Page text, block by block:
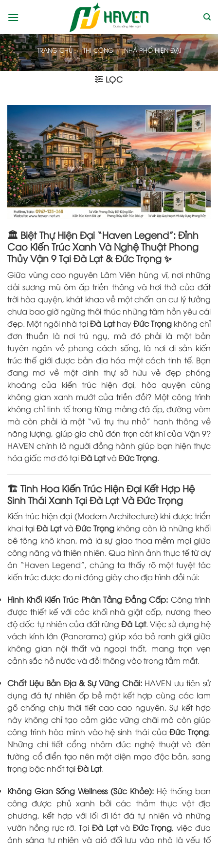
qua
dung
TRANG CHỦ / THI CÔNG / NHÀ PHỐ HIỆN ĐẠI
LỌC
🏛️ Biệt Thự Hiện Đại “Haven Legend”: Đỉnh
Cao Kiến Trúc Xanh Và Nghệ Thuật Phong
Thủy Vận 9 Tại Đà Lạt & Đức Trọng ✨
Giữa vùng cao nguyên Lâm Viên hùng vĩ, nơi những
dải sương mù ôm ấp triền thông và hơi thở của đất
trời hòa quyện, khát khao về một chốn an cư lý tưởng
chưa bao giờ ngừng thôi thúc những tâm hồn yêu cái
đẹp. Một ngôi nhà tạiĐà LạthayĐức Trọngkhông chỉ
đơn thuần là nơi trú ngụ, mà đó phải là một bản
tuyên ngôn về phong cách sống, là nơi di sản kiến
trúc thế giới được bản địa hóa một cách tinh tế. Bạn
đang mơ về một dinh thự sở hữu vẻ đẹp phóng
khoáng của kiến trúc hiện đại, hòa quyện cùng
không gian xanh mướt của triền đồi? Một công trình
không chỉ tinh tế trong từng mảng đá ốp, đường vòm
mà còn phải là một “vũ trụ thu nhỏ” hanh thông về
năng lượng, giúp gia chủ đón trọn cát khí của Vận 9?
HAVEN chính là người đồng hành giúp bạn hiện thực
hóa giấc mơ đó tạiĐà Lạtvà Đức Trọng.
🏗️ Tinh Hoa Kiến Trúc Hiện Đại Kết Hợp Hệ
Sinh Thái Xanh Tại Đà Lạt Và Đức Trọng
Kiến trúc hiện đại (Modern Architecture) khi được triển
khai tạiĐà LạtvàĐức Trọngkhông còn là những khối
bê tông khô khan, mà là sự giao thoa mềm mại giữa
công năng và thiên nhiên. Qua hình ảnh thực tế từ dự
án “Haven Legend”, chúng ta thấy rõ một tuyệt tác
kiến trúc được đo ni đóng giày cho địa hình đồi núi:
Hình Khối Kiến Trúc Phân Tầng Đẳng Cấp: Công trình
được thiết kế với các khối nhà giật cấp, nương theo
độ dốc tự nhiên của đất rừngĐà Lạt. Việc sử dụng hệ
vách kính lớn (Panorama) giúp xóa bỏ ranh giới giữa
không gian nội thất và ngoại thất, mang trọn vẹn
cảnh sắc hồ nước và đồi thông vào trong tầm mắt.
Chất Liệu Bản Địa & Sự Vững Chãi:HAVEN ưu tiên sử
dụng đá tự nhiên ốp bề mặt kết hợp cùng các lam
gỗ chống chịu thời tiết cao cao nguyên. Sự kết hợp
này không chỉ tạo cảm giác vững chãi mà còn giúp
công trình hòa mình vào hệ sinh thái củaĐức Trọng.
Những chi tiết cổng nhôm đúc nghệ thuật và đèn
tường cổ điển tạo nên một diện mạo độc bản, sang
trọng bậc nhất tạiĐà Lạt.
Không Gian Sống Wellness (Sức Khỏe): Hệ thống ban
công được phủ xanh bởi các thảm thực vật địa
phương, kết hợp với lối đi lát đá tự nhiên và những
vườn hồng rực rỡ. TạiĐà Lạtvà Đức Trọng, việc đưa
ánh sáng tự nhiên và gió đối lưu vào nhà là yếu tố